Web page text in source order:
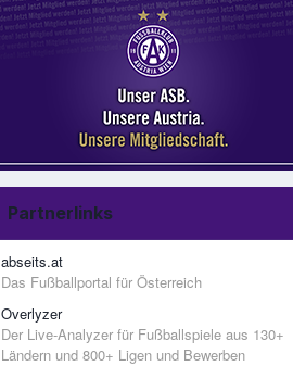
Partnerlinks
abseits.at
Das Fußballportal für Österreich
Overlyzer
Der Live-Analyzer für Fußballspiele aus 130+
Ländern und 800+ Ligen und Bewerben